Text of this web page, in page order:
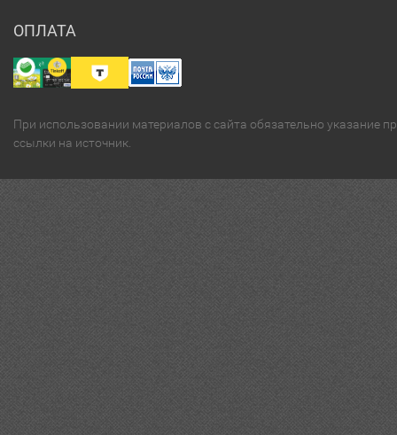
ОПЛАТА
При использовании материалов с сайта обязательно указание
ссылки на источник.